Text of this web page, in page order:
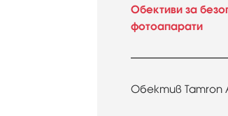
Обективи за
фотоапарати
Обектив Tamron